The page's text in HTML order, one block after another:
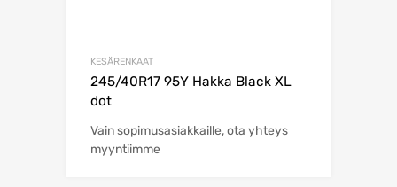
KESÄRENKAAT
245/40R17 95Y Hakka Black XL
dot
Vain sopimusasiakkaille, ota yhteys
myyntiimme